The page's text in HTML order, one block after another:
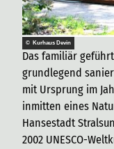
© Kurhaus Devin
Das familiär
grundlegend
mit Ursprung im
inmitten eines
Hansestadt
2002 UNESCO-